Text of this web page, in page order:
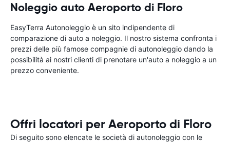
Noleggio auto Aeroporto di Floro
EasyTerra Autonoleggio è un sito indipendente di
comparazione di auto a noleggio. Il nostro sistema confronta i
prezzi delle più famose compagnie di autonoleggio dando la
possibilità ai nostri clienti di prenotare un'auto a noleggio a un
prezzo conveniente.
Offri locatori per Aeroporto di Floro
Di seguito sono elencate le società di autonoleggio con le